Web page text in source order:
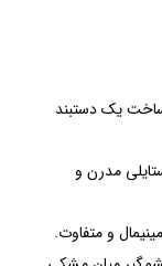
یک دستبند
مدرن و